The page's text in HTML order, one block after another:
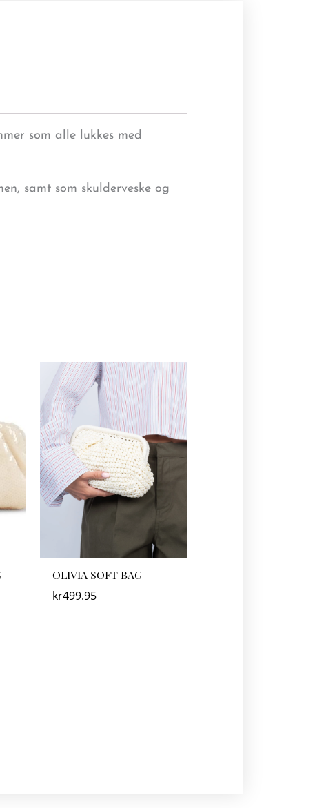
som alle lukkes med
samt som skulderveske og
OLIVIA SOFT BAG
kr499.95